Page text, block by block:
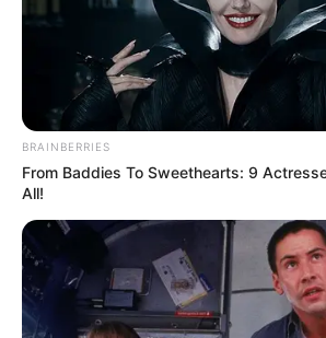
sigurno je prišla šalteru.
U redu su stajala tri čoveka: muškarac u
telefonom i ona — obična žena, očigledno
Iz staklene kancelarije na drugom spratu
filijale — Ricardo Montenegro. Sa 38
svoju poziciju i uveren da odmah može
klijenta” od nekoga kome ne vredi trošiti
BRAINBERRIES
From Baddies To Sweethearts: 9
All!